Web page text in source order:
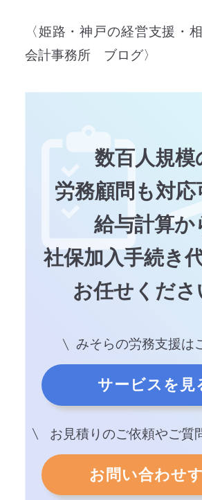
〈姫路・神戸の経営支援・
会計事務所 ブログ〉
数百人規模
労務顧問も対応
給与計算か
社保加入手続き
お任せくださ
みそらの労務支援は
サービスを見
お見積りのご依頼やご質
お問い合わせ